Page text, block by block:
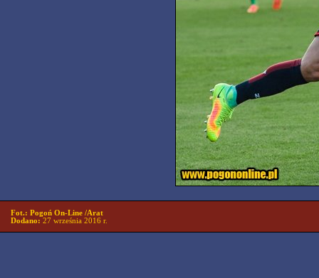
Fot.: Pogoń On-Line /Arat
Dodano: 27 września 2016 r.